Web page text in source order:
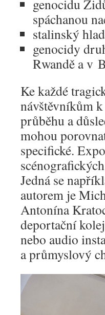
genocidu
spáchanou
stalinský
genocidy
Rwandě a v
Ke každé
návštěvníkům
průběhu a
mohou
specifické.
Jedná se
autorem je
Antonína
deportační
nebo audio
a průmyslový